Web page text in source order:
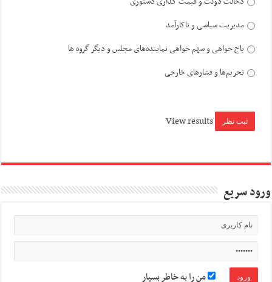
مدیریت سیاسی و ناکارآمد
باج خواهی و سهم خواهی نماینده‌های مجلس و دیگر گروه ها
تحریم‌ها و فشارهای خارجی
View results
ورود سریع
من را به خاطر بسپار